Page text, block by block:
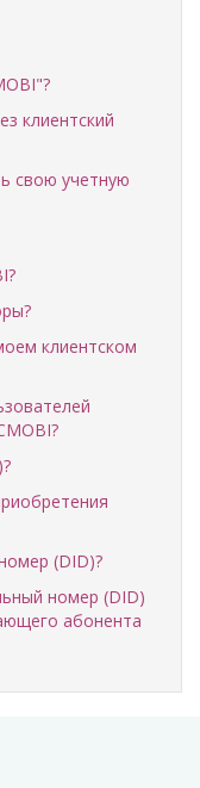
клиентский
свою учетную
клиентском
(DID)?
номер (DID)
абонента